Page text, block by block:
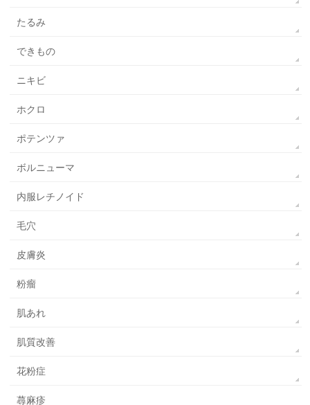
たるみ
できもの
ニキビ
ホクロ
ポテンツァ
ボルニューマ
内服レチノイド
毛穴
皮膚炎
粉瘤
肌あれ
肌質改善
花粉症
蕁麻疹